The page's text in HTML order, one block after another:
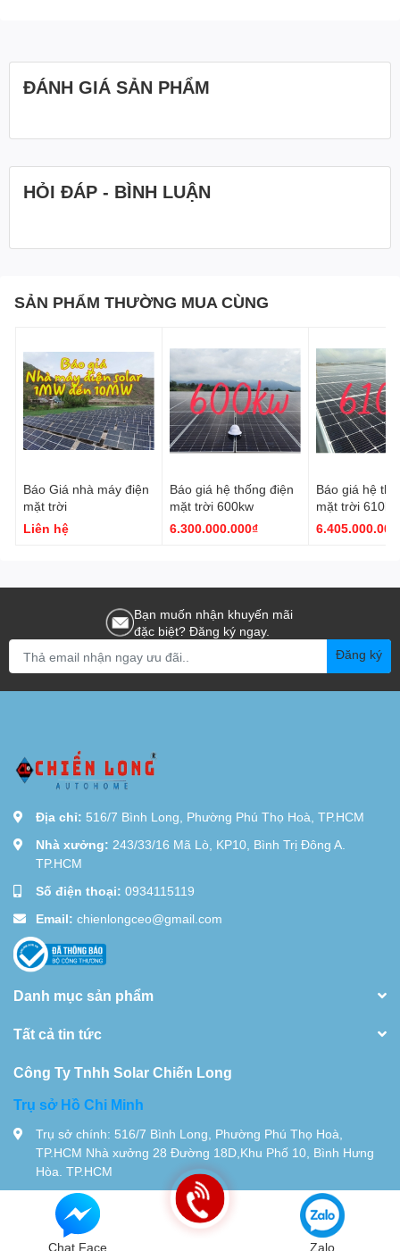
ĐÁNH GIÁ SẢN PHẨM
HỎI ĐÁP - BÌNH LUẬN
SẢN PHẨM THƯỜNG MUA CÙNG
Báo Giá nhà máy điện
mặt trời
Liên hệ
Báo giá hệ thống điện
mặt trời 600kw
6.300.000.000₫
Báo giá hệ
mặt trời 610kw
Bạn muốn nhận khuyến mãi
đặc biệt? Đăng ký ngay.
Đăng ký
Địa chỉ: 516/7 Bình Long, Phường Phú Thọ Hoà, TP.HCM
Nhà xưởng: 243/33/16 Mã Lò, KP10, Bình Trị Đông A.
TP.HCM
Số điện thoại: 0934115119
Email: chienlongceo@gmail.com
Danh mục sản phẩm
Tất cả tin tức
Công Ty Tnhh Solar Chiến Long
Trụ sở Hồ Chi Minh
Trụ sở chính: 516/7 Bình Long, Phường Phú Thọ Hoà,
TP.HCM Nhà xưởng 28 Đường 18D,Khu Phố 10, Bình Hưng
Hòa. TP.HCM
Tel:0934115119
© Bản quyền thuộc về | Cung cấp bởi
Chat Face Zalo